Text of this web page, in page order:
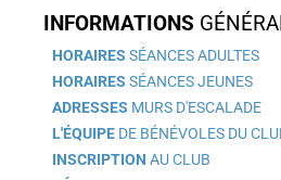
INFORMATIONS
HORAIRESSÉANCES ADULTES
HORAIRES SÉANCES JEUNES
ADRESSES MURS D'ESCALADE
L'ÉQUIPE DE BÉNÉVOLES DU
INSCRIPTION AU CLUB